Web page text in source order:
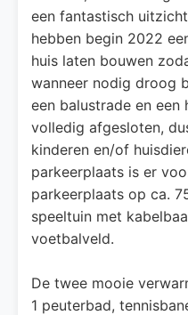
een fantastisch
hebben begin 2022
huis laten bouwen
wanneer nodig droog
een balustrade en een
volledig afgesloten,
kinderen en/of
parkeerplaats is er
parkeerplaats op ca.
speeltuin met
voetbalveld.
De twee mooie
1 peuterbad,